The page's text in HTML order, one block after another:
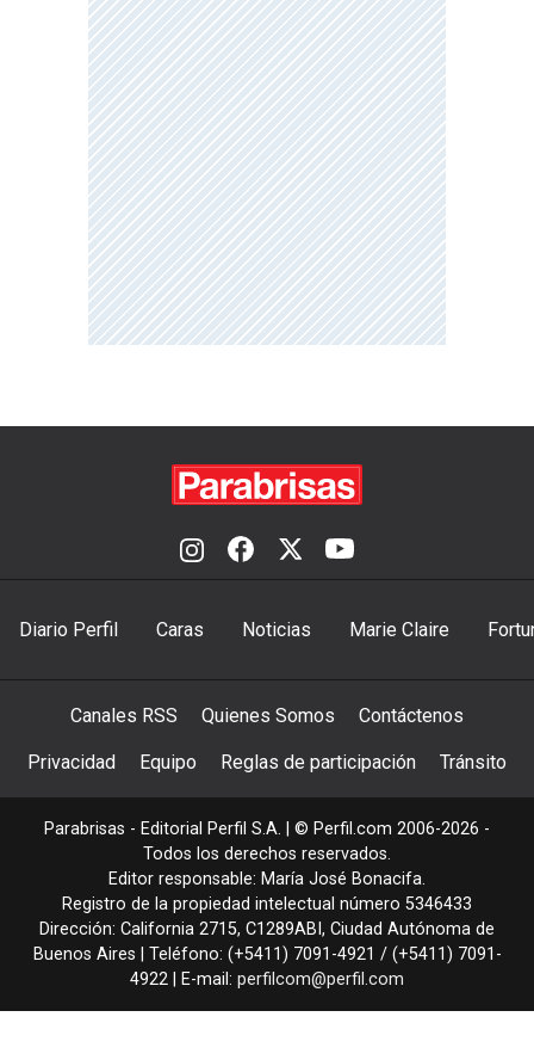
Diario Perfil Caras Noticias Marie Claire
Canales RSS Quienes Somos Contáctenos
Privacidad Equipo Reglas de participación Tránsito
Parabrisas - Editorial Perfil S.A. | © Perfil.com 2006-2026 -
Todos los derechos reservados.
Editor responsable: María José Bonacifa.
Registro de la propiedad intelectual número 5346433
Dirección: California 2715, C1289ABI , Ciudad Autónoma de
Buenos Aires | Teléfono: (+5411) 7091-4921 / (+5411) 7091-
4922 | E-mail: perfilcom@perfil.com